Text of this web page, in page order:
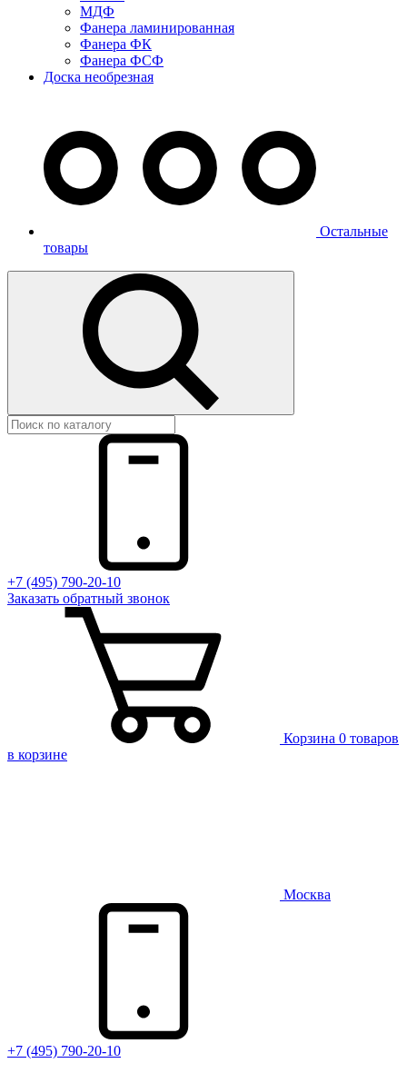
МДФ
Фанера ламинированная
Фанера ФК
Фанера ФСФ
Доска необрезная
Остальные
товары
+7 (495) 790-20-10
Заказать обратный звонок
Корзина 0 товаров
в корзине
Москва
+7 (495) 790-20-10